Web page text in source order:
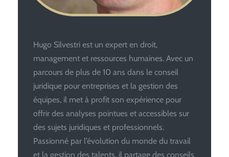
Hugo Silvestri est un expert en droit,
management et ressources humaines. Avec un
parcours de plus de 10 ans dans le conseil
juridique pour entreprises et la gestion des
équipes, il met à profit son expérience pour
offrir des analyses pointues et accessibles sur
des sujets juridiques et professionnels.
Passionné par l’évolution du monde du travail
et la gestion des talents, il partage des conseils